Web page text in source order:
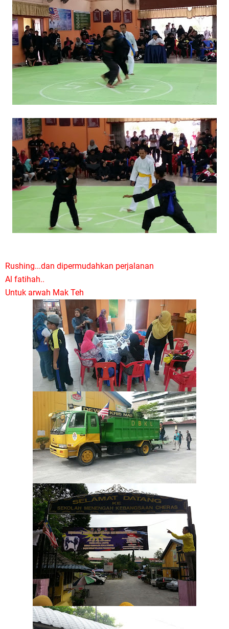
Rushing...dan dipermudahkan perjalanan
Al fatihah..
Untuk arwah Mak Teh